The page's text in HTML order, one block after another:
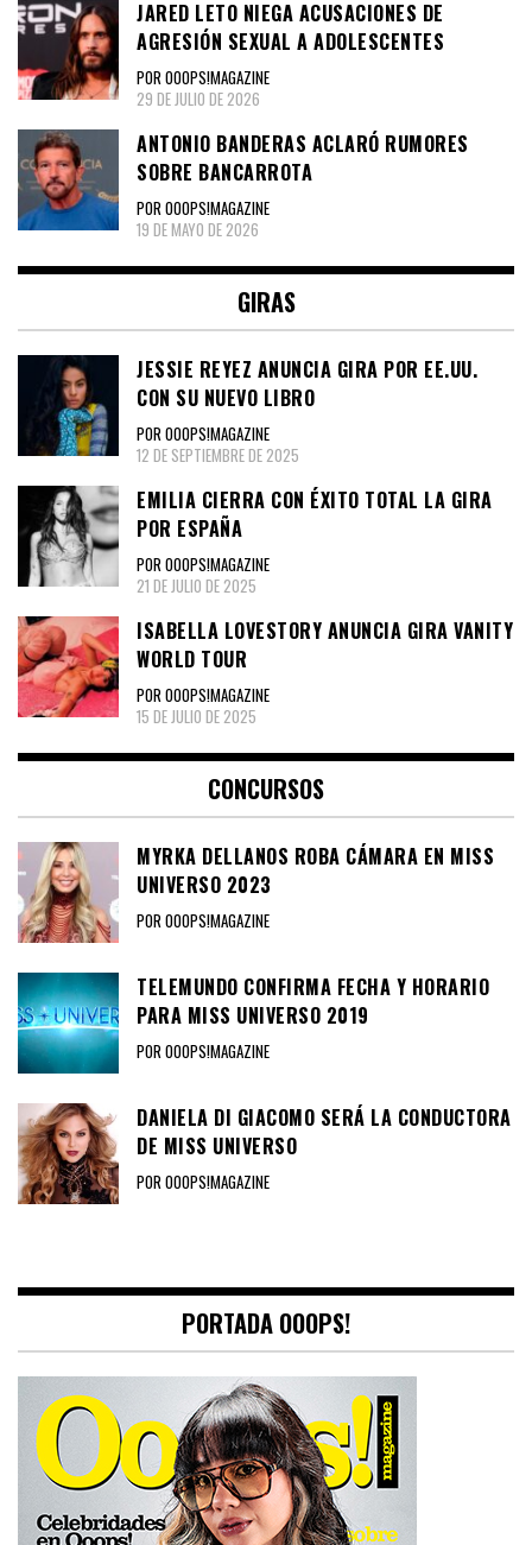
JARED LETO NIEGA ACUSACIONES DE
AGRESIÓN SEXUAL A ADOLESCENTES
POR OOOPS!MAGAZINE
29 DE JULIO DE 2026
ANTONIO BANDERAS ACLARÓ RUMORES
SOBRE BANCARROTA
POR OOOPS!MAGAZINE
19 DE MAYO DE 2026
GIRAS
JESSIE REYEZ ANUNCIA GIRA POR EE.UU.
CON SU NUEVO LIBRO
POR OOOPS!MAGAZINE
12 DE SEPTIEMBRE DE 2025
EMILIA CIERRA CON ÉXITO TOTAL LA GIRA
POR ESPAÑA
POR OOOPS!MAGAZINE
21 DE JULIO DE 2025
ISABELLA LOVESTORY ANUNCIA GIRA VANITY
WORLD TOUR
POR OOOPS!MAGAZINE
15 DE JULIO DE 2025
CONCURSOS
MYRKA DELLANOS ROBA CÁMARA EN MISS
UNIVERSO 2023
POR OOOPS!MAGAZINE
TELEMUNDO CONFIRMA FECHA Y HORARIO
PARA MISS UNIVERSO 2019
POR OOOPS!MAGAZINE
DANIELA DI GIACOMO SERÁ LA CONDUCTORA
DE MISS UNIVERSO
POR OOOPS!MAGAZINE
PORTADA OOOPS!